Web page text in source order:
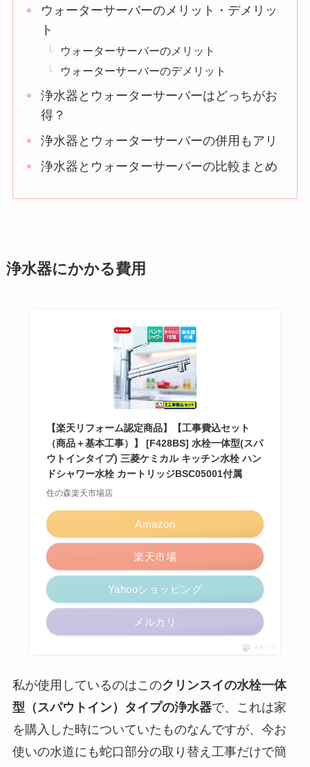
ウォーターサーバーのメリット・デメリッ
ト
ウォーターサーバーのメリット
ウォーターサーバーのデメリット
浄水器とウォーターサーバーはどっちがお
得？
浄水器とウォーターサーバーの併用もアリ
浄水器とウォーターサーバーの比較まとめ
浄水器にかかる費用
【楽天リフォーム認定商品】【工事費込セット
（商品＋基本工事）】 [F428BS] 水栓一体型(スパ
ウトインタイプ) 三菱ケミカル キッチン水栓 ハン
ドシャワー水栓 カートリッジBSC05001付属
住の森楽天市場店
Amazon
楽天市場
Yahooショッピング
メルカリ
ポチップ
私が使用しているのはこのクリンスイの水栓一体
型（スパウトイン）タイプの浄水器で、これは家
を購入した時についていたものなんですが、今お
使いの水道にも蛇口部分の取り替え工事だけで簡